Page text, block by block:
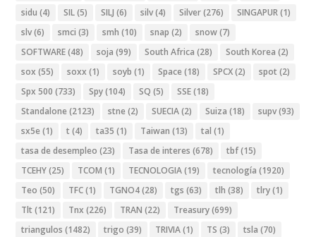
sidu (4) SIL(5) SILJ (6) silv(4) Silver(276) SINGAPUR(1)
slv(6) smci (3) smh (10) snap (2) snow(7)
SOFTWARE(48) soja (99) South Africa (28) South Korea (2)
sox (55) soxx (1) soyb (1) Space (18) SPCX(2) spot (2)
Spx 500 (733) Spy(104) SQ (5) SSE(18)
Standalone (2123) stne (2) SUECIA(2) Suiza (18) supv(93)
sx5e (1) t (4) ta35 (1) Taiwan (13) tal (1)
tasa de desempleo (23) Tasa de interes (678) tbf(15)
TCEHY(25) TCOM (1) TECNOLOGIA(19) tecnología (1920)
Teo (50) TFC(1) TGNO4(28) tgs (63) tlh (38) tlry(1)
Tlt (121) Tnx (226) TRAN (22) Treasury(699)
triangulos (1482) trigo (39) TRIVIA(1) TS (3) tsla (70)